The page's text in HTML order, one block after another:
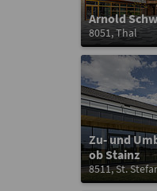
Arnold
8051, Thal
Zu- und
ob Stainz
8511, St.